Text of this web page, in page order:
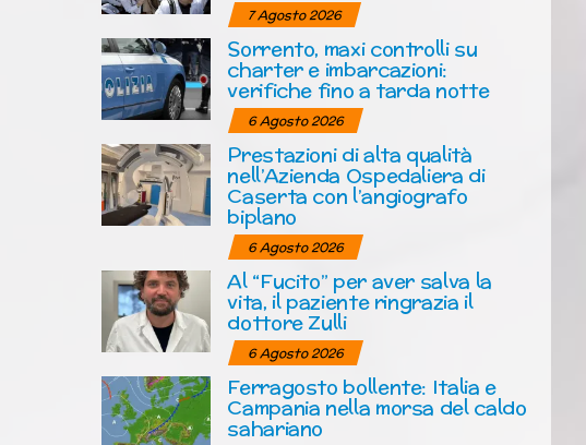
7 Agosto 2026
Sorrento, maxi controlli su
charter e imbarcazioni:
verifiche fino a tarda notte
6 Agosto 2026
Prestazioni di alta qualità
nell’Azienda Ospedaliera di
Caserta con l’angiografo
biplano
6 Agosto 2026
Al “Fucito” per aver salva la
vita, il paziente ringrazia il
dottore Zulli
6 Agosto 2026
Ferragosto bollente: Italia e
Campania nella morsa del caldo
sahariano